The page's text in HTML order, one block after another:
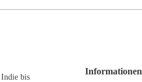
bis
Informationen